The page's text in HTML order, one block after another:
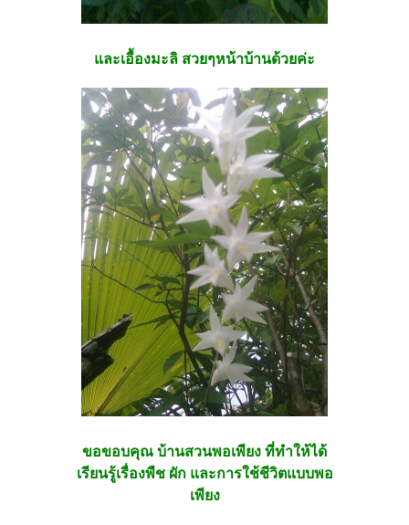
และเอื้องมะลิ สวยๆหน้าบ้านด้วยค่ะ
ขอขอบคุณ บ้านสวนพอเพียง ที่ทำให้ได้
เรียนรู้เรื่องพืช ผัก และการใช้ชีวิตแบบพอ
เพียง